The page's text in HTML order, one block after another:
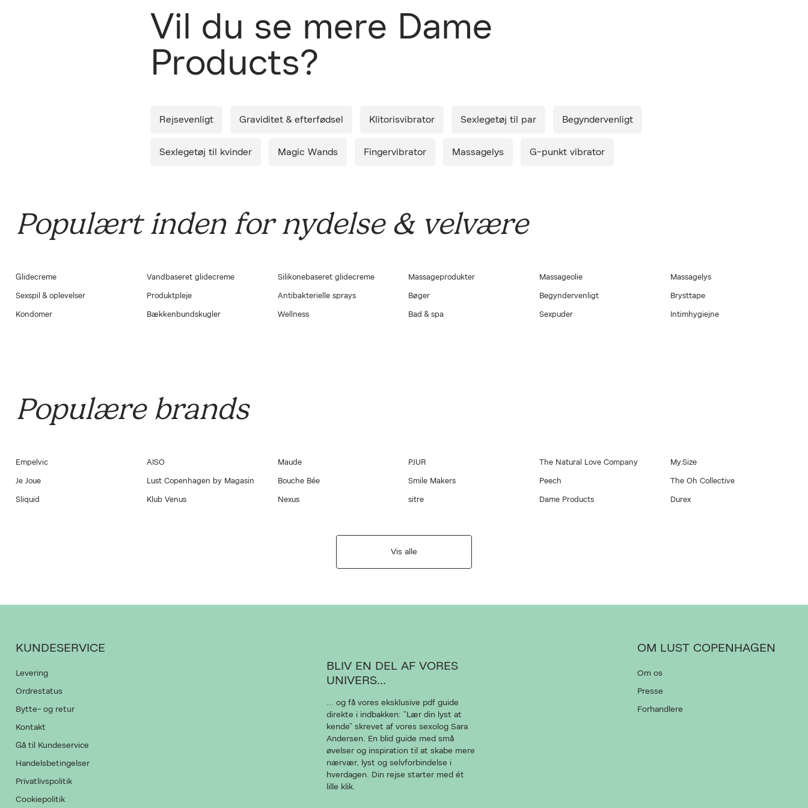
blot har brug for en hurtig frisk følelse.
Vil du se mere Dame
Products?
Rejsevenligt Graviditet & efterfødsel Klitorisvibrator Sexlegetøj til par Begyndervenligt
Sexlegetøj til kvinder Magic Wands Fingervibrator Massagelys G-punkt vibrator
Populært inden for nydelse & velvære
Glidecreme Vandbaseret glidecreme Silikonebaseret glidecreme Massageprodukter Massageolie Massagelys
Sexspil & oplevelser Produktpleje Antibakterielle sprays Bøger Begyndervenligt Brysttape
Kondomer Bækkenbundskugler Wellness Bad & spa Sexpuder Intimhygiejne
Populære brands
Empelvic AISO Maude PJUR The Natural Love Company My.Size
Je Joue Lust Copenhagen by Magasin Bouche Bée Smile Makers Peech The Oh Collective
Sliquid Klub Venus Nexus sitre Dame Products Durex
Vis alle
Diskret levering.
KUNDESERVICE
Levering
Ordrestatus
Bytte- og retur
Kontakt
Gå til Kundeservice
Handelsbetingelser
Privatlivspolitik
Cookiepolitik
BLIV EN DEL AF VORES
UNIVERS...
... og få vores eksklusive pdf guide
direkte i indbakken: “Lær din lyst at
kende” skrevet af vores sexolog Sara
Andersen. En blid guide med små
øvelser og inspiration til at skabe mere
nærvær, lyst og selvforbindelse i
hverdagen. Din rejse starter med ét
lille klik.
OM LUST COPENHAGEN
Om os
Presse
Forhandlere
Luk